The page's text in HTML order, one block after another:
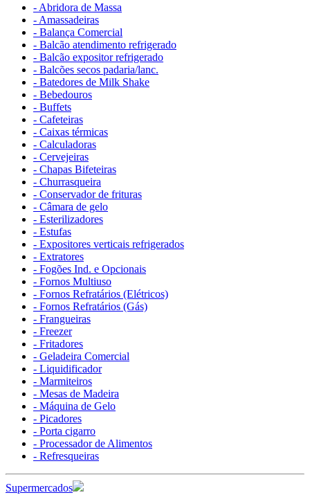
- Abridora de Massa
- Amassadeiras
- Balança Comercial
- Balcão atendimento refrigerado
- Balcão expositor refrigerado
- Balcões secos padaria/lanc.
- Batedores de Milk Shake
- Bebedouros
- Buffets
- Cafeteiras
- Caixas térmicas
- Calculadoras
- Cervejeiras
- Chapas Bifeteiras
- Churrasqueira
- Conservador de frituras
- Câmara de gelo
- Esterilizadores
- Estufas
- Expositores verticais refrigerados
- Extratores
- Fogões Ind. e Opcionais
- Fornos Multiuso
- Fornos Refratários (Elétricos)
- Fornos Refratários (Gás)
- Frangueiras
- Freezer
- Fritadores
- Geladeira Comercial
- Liquidificador
- Marmiteiros
- Mesas de Madeira
- Máquina de Gelo
- Picadores
- Porta cigarro
- Processador de Alimentos
- Refresqueiras
Supermercados